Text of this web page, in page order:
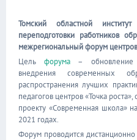
Томский областной
переподготовки работников
межрегиональный форум центров
Цельфорума – обновление
внедрения современных
распространения лучших
педагогов центров «Точка
проекту «Современная школа»
2021 годах.
Форум проводится